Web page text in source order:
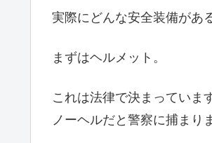
実際にどんな安全装備があ
まずはヘルメット。
これは法律で決まっていま
ノーヘルだと警察に捕まり